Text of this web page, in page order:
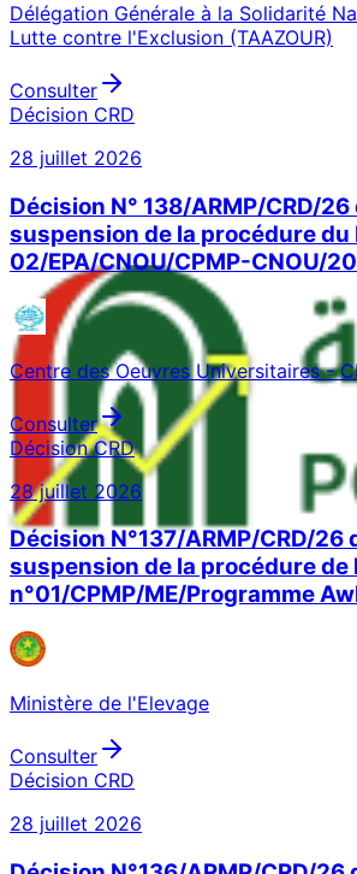
Délégation Générale à la Solidarité
Lutte contre l'Exclusion (TAAZOUR)
Consulter
Décision CRD
28 juillet 2026
Décision N° 138/ARMP/CRD/
suspension de la procédure du
02/EPA/CNOU/CPMP-CNOU/
Centre des Oeuvres Universitaires -
Consulter
Décision CRD
28 juillet 2026
Décision N°137/ARMP/CRD/26
suspension de la procédure de
n°01/CPMP/ME/Programme
Ministère de l'Elevage
Consulter
Décision CRD
28 juillet 2026